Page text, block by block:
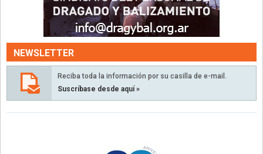
NEWSLETTER
Reciba toda la información por su casilla de e-mail.
Suscríbase desde aquí »